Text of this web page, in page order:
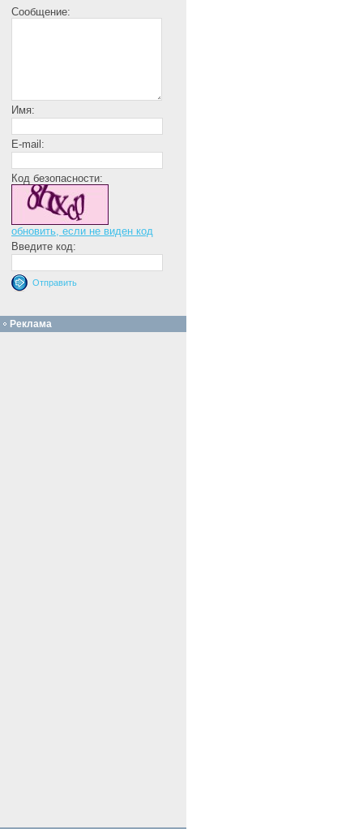
Сообщение:
Имя:
E-mail:
Код безопасности:
обновить, если не виден код
Введите код:
Реклама